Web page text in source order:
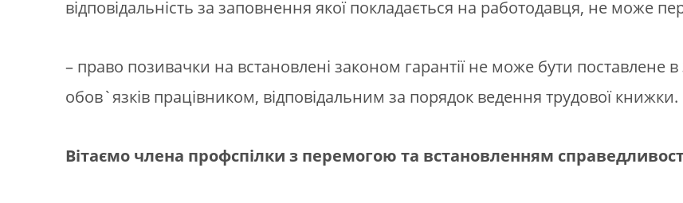
відповідальність за заповнення якої покладається на работодавця, не може
– право позивачки на встановлені законом гарантії не може бути поставлене в
обов`язків працівником, відповідальним за порядок ведення трудової книжки.
Вітаємо члена профспілки з перемогою та встановленням